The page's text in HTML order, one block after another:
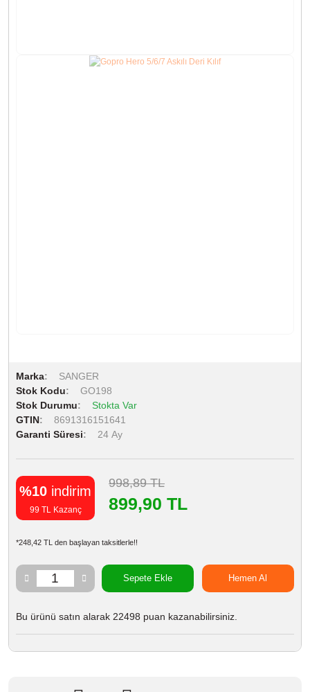
Marka
SANGER
Stok Kodu
GO198
Stok Durumu
Stokta Var
GTIN
8691316151641
Garanti Süresi
24 Ay
%10 indirim
99 TL Kazanç
998,89 TL
899,90 TL
*248,42 TL den başlayan taksitlerle!!
Sepete Ekle Hemen Al
Bu ürünü satın alarak 22498 puan kazanabilirsiniz.